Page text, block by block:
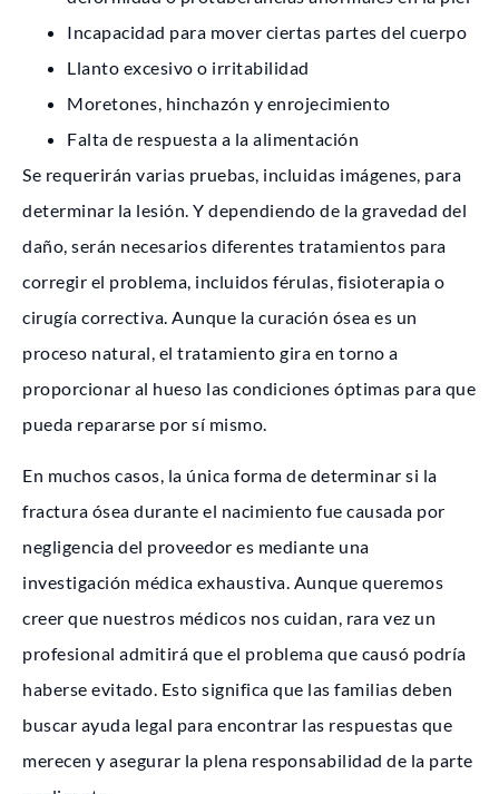
Incapacidad para mover ciertas partes del cuerpo
Llanto excesivo o irritabilidad
Moretones, hinchazón y enrojecimiento
Falta de respuesta a la alimentación
Se requerirán varias pruebas, incluidas imágenes, para
determinar la lesión. Y dependiendo de la gravedad del
daño, serán necesarios diferentes tratamientos para
corregir el problema, incluidos férulas, fisioterapia o
cirugía correctiva. Aunque la curación ósea es un
proceso natural, el tratamiento gira en torno a
proporcionar al hueso las condiciones óptimas para que
pueda repararse por sí mismo.
En muchos casos, la única forma de determinar si la
fractura ósea durante el nacimiento fue causada por
negligencia del proveedor es mediante una
investigación médica exhaustiva. Aunque queremos
creer que nuestros médicos nos cuidan, rara vez un
profesional admitirá que el problema que causó podría
haberse evitado. Esto significa que las familias deben
buscar ayuda legal para encontrar las respuestas que
merecen y asegurar la plena responsabilidad de la parte